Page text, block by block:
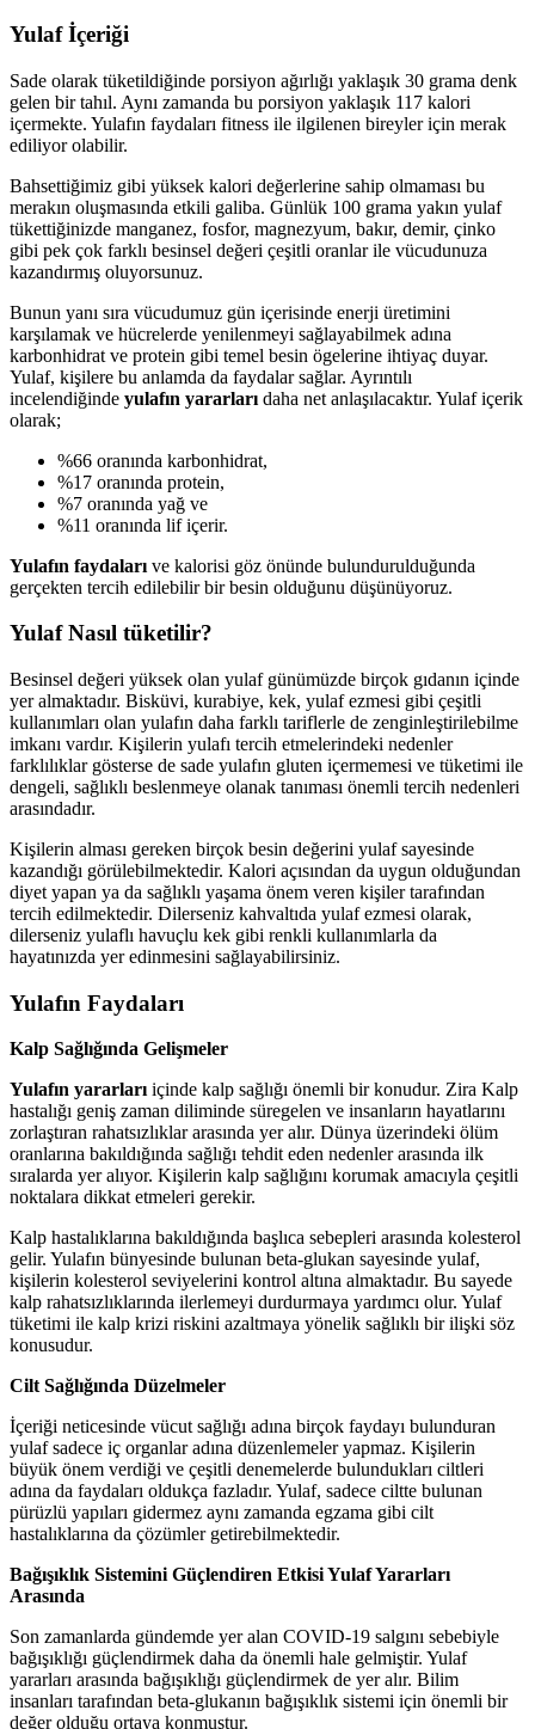
Yulaf İçeriği
Sade olarak tüketildiğinde porsiyon ağırlığı yaklaşık 30 grama denk
gelen bir tahıl. Aynı zamanda bu porsiyon yaklaşık 117 kalori
içermekte. Yulafın faydaları fitness ile ilgilenen bireyler için merak
ediliyor olabilir.
Bahsettiğimiz gibi yüksek kalori değerlerine sahip olmaması bu
merakın oluşmasında etkili galiba. Günlük 100 grama yakın yulaf
tükettiğinizde manganez, fosfor, magnezyum, bakır, demir, çinko
gibi pek çok farklı besinsel değeri çeşitli oranlar ile vücudunuza
kazandırmış oluyorsunuz.
Bunun yanı sıra vücudumuz gün içerisinde enerji üretimini
karşılamak ve hücrelerde yenilenmeyi sağlayabilmek adına
karbonhidrat ve protein gibi temel besin ögelerine ihtiyaç duyar.
Yulaf, kişilere bu anlamda da faydalar sağlar. Ayrıntılı
incelendiğinde yulafın yararları daha net anlaşılacaktır. Yulaf içerik
olarak;
%66 oranında karbonhidrat,
%17 oranında protein,
%7 oranında yağ ve
%11 oranında lif içerir.
Yulafın faydaları ve kalorisi göz önünde bulundurulduğunda
gerçekten tercih edilebilir bir besin olduğunu düşünüyoruz.
Yulaf Nasıl tüketilir?
Besinsel değeri yüksek olan yulaf günümüzde birçok gıdanın içinde
yer almaktadır. Bisküvi, kurabiye, kek, yulaf ezmesi gibi çeşitli
kullanımları olan yulafın daha farklı tariflerle de zenginleştirilebilme
imkanı vardır. Kişilerin yulafı tercih etmelerindeki nedenler
farklılıklar gösterse de sade yulafın gluten içermemesi ve tüketimi ile
dengeli, sağlıklı beslenmeye olanak tanıması önemli tercih nedenleri
arasındadır.
Kişilerin alması gereken birçok besin değerini yulaf sayesinde
kazandığı görülebilmektedir. Kalori açısından da uygun olduğundan
diyet yapan ya da sağlıklı yaşama önem veren kişiler tarafından
tercih edilmektedir. Dilerseniz kahvaltıda yulaf ezmesi olarak,
dilerseniz yulaflı havuçlu kek gibi renkli kullanımlarla da
hayatınızda yer edinmesini sağlayabilirsiniz.
Yulafın Faydaları
Kalp Sağlığında Gelişmeler
Yulafın yararları içinde kalp sağlığı önemli bir konudur. Zira Kalp
hastalığı geniş zaman diliminde süregelen ve insanların hayatlarını
zorlaştıran rahatsızlıklar arasında yer alır. Dünya üzerindeki ölüm
oranlarına bakıldığında sağlığı tehdit eden nedenler arasında ilk
sıralarda yer alıyor. Kişilerin kalp sağlığını korumak amacıyla çeşitli
noktalara dikkat etmeleri gerekir.
Kalp hastalıklarına bakıldığında başlıca sebepleri arasında kolesterol
gelir. Yulafın bünyesinde bulunan beta-glukan sayesinde yulaf,
kişilerin kolesterol seviyelerini kontrol altına almaktadır. Bu sayede
kalp rahatsızlıklarında ilerlemeyi durdurmaya yardımcı olur. Yulaf
tüketimi ile kalp krizi riskini azaltmaya yönelik sağlıklı bir ilişki söz
konusudur.
Cilt Sağlığında Düzelmeler
İçeriği neticesinde vücut sağlığı adına birçok faydayı bulunduran
yulaf sadece iç organlar adına düzenlemeler yapmaz. Kişilerin
büyük önem verdiği ve çeşitli denemelerde bulundukları ciltleri
adına da faydaları oldukça fazladır. Yulaf, sadece ciltte bulunan
pürüzlü yapıları gidermez aynı zamanda egzama gibi cilt
hastalıklarına da çözümler getirebilmektedir.
Bağışıklık Sistemini Güçlendiren Etkisi Yulaf Yararları
Arasında
Son zamanlarda gündemde yer alan COVID-19 salgını sebebiyle
bağışıklığı güçlendirmek daha da önemli hale gelmiştir. Yulaf
yararları arasında bağışıklığı güçlendirmek de yer alır. Bilim
insanları tarafından beta-glukanın bağışıklık sistemi için önemli bir
değer olduğu ortaya konmuştur.